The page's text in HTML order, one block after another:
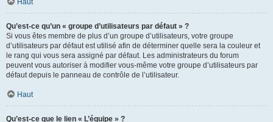
Haut
Qu’est-ce qu’un « groupe d’utilisateurs par défaut » ?
Si vous êtes membre de plus d’un groupe d’utilisateurs, votre groupe
d’utilisateurs par défaut est utilisé afin de déterminer quelle sera la couleur et
le rang qui vous sera assigné par défaut. Les administrateurs du forum
peuvent vous autoriser à modifier vous-même votre groupe d’utilisateurs par
défaut depuis le panneau de contrôle de l’utilisateur.
Haut
Qu’est-ce que le lien « L’équipe » ?